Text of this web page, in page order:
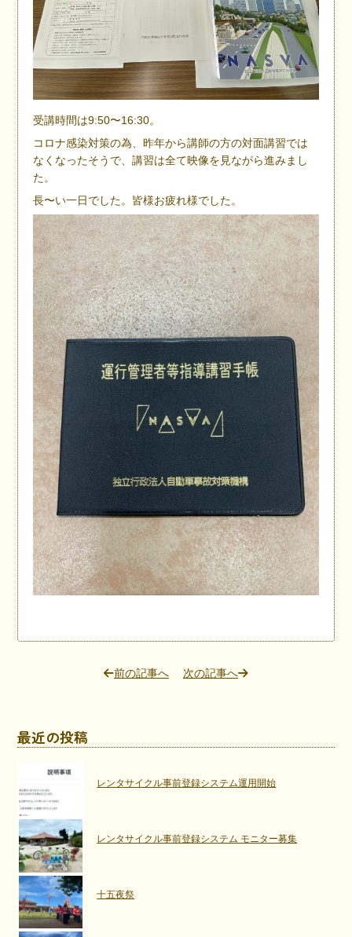
最近の投稿
レンタサイクル事前登録システム運用開始
レンタサイクル事前登録システム モニター募集
十五夜祭
受講時間は9:50〜16:30。
コロナ感染対策の為、昨年から講師の方の対面講習では
なくなったそうで、講習は全て映像を見ながら進みまし
た。
長〜い一日でした。皆様お疲れ様でした。
前の記事へ 次の記事へ